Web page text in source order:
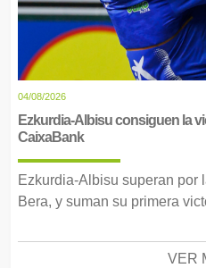
04/08/2026
Ezkurdia-Albisu consiguen la
CaixaBank
Ezkurdia-Albisu superan por
Bera, y suman su primera
VER